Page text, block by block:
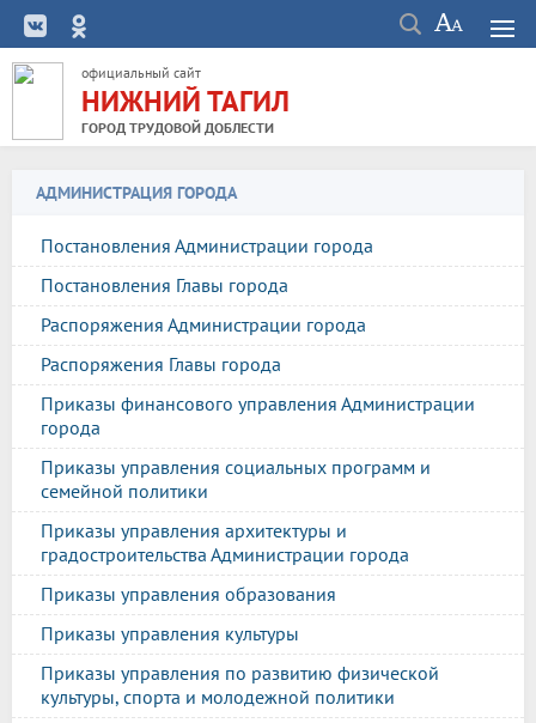
официальный сайт
НИЖНИЙ ТАГИЛ
ГОРОД ТРУДОВОЙ ДОБЛЕСТИ
АДМИНИСТРАЦИЯ ГОРОДА
Постановления Администрации города
Постановления Главы города
Распоряжения Администрации города
Распоряжения Главы города
Приказы финансового управления Администрации
города
Приказы управления социальных программ и
семейной политики
Приказы управления архитектуры и
градостроительства Администрации города
Приказы управления образования
Приказы управления культуры
Приказы управления по развитию физической
культуры, спорта и молодежной политики